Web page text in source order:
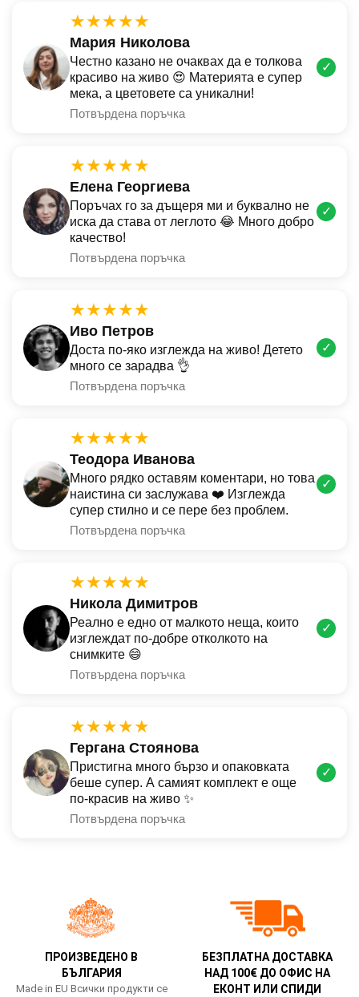
★★★★★
Мария Николова
Честно казано не очаквах да е толкова
красиво на живо 😍 Материята е супер
мека, а цветовете са уникални!
Потвърдена поръчка
✓
★★★★★
Елена Георгиева
Поръчах го за дъщеря ми и буквално не
иска да става от леглото 😂 Много добро
качество!
Потвърдена поръчка
✓
★★★★★
Иво Петров
Доста по-яко изглежда на живо! Детето
много се зарадва 👌
Потвърдена поръчка
✓
★★★★★
Теодора Иванова
Много рядко оставям коментари, но това
наистина си заслужава ❤️ Изглежда
супер стилно и се пере без проблем.
Потвърдена поръчка
✓
★★★★★
Никола Димитров
Реално е едно от малкото неща, които
изглеждат по-добре отколкото на
снимките 😄
Потвърдена поръчка
✓
★★★★★
Гергана Стоянова
Пристигна много бързо и опаковката
беше супер. А самият комплект е още
по-красив на живо ✨
Потвърдена поръчка
✓
ПРОИЗВЕДЕНО В
БЪЛГАРИЯ
Made in EU Всички продукти се
БЕЗПЛАТНА ДОСТАВКА
НАД 100€ ДО ОФИС НА
ЕКОНТ ИЛИ СПИДИ